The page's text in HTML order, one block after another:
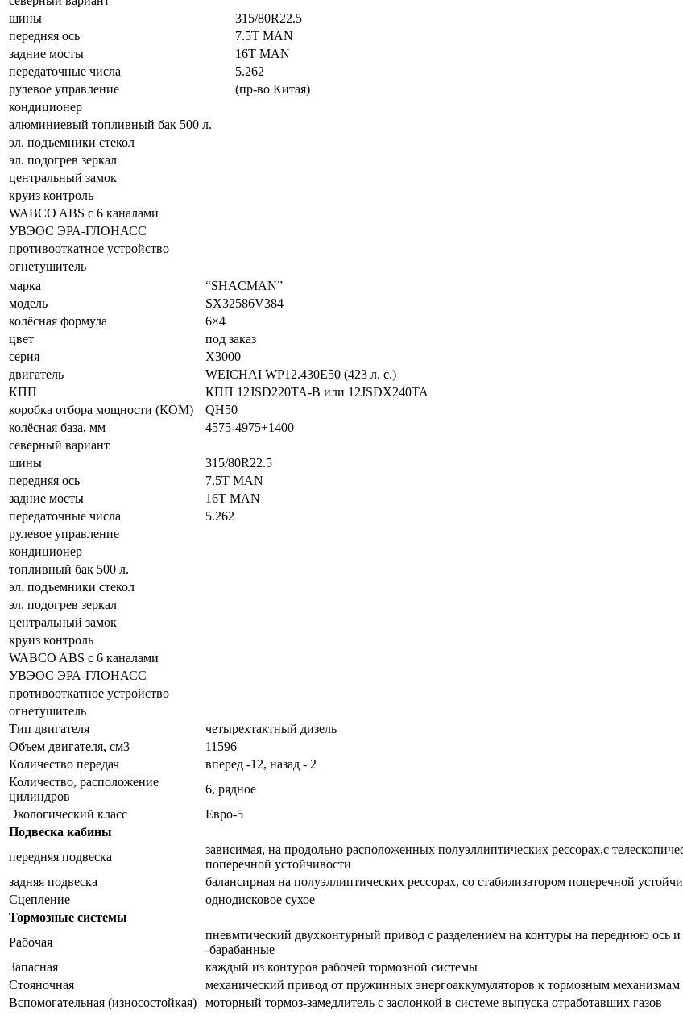
шины
315/80R22.5
передняя ось
7.5T MAN
задние мосты
16T MAN
передаточные числа
5.262
рулевое управление
(пр-во Китая)
кондиционер
алюминиевый топливный бак 500 л.
эл. подъемники стекол
эл. подогрев зеркал
центральный замок
круиз контроль
WABCO ABS с 6 каналами
УВЭОС ЭРА-ГЛОНАСС
противооткатное устройство
огнетушитель
марка
“SHACMAN”
модель
SX32586V384
колёсная формула
6×4
цвет
под заказ
серия
X3000
двигатель
WEICHAI WP12.430E50 (423 л. с.)
КПП
КПП 12JSD220TA-B или 12JSDX240TA
коробка отбора мощности (КОМ)
QH50
колёсная база, мм
4575-4975+1400
северный вариант
шины
315/80R22.5
передняя ось
7.5T MAN
задние мосты
16T MAN
передаточные числа
5.262
рулевое управление
кондиционер
топливный бак 500 л.
эл. подъемники стекол
эл. подогрев зеркал
центральный замок
круиз контроль
WABCO ABS с 6 каналами
УВЭОС ЭРА-ГЛОНАСС
противооткатное устройство
огнетушитель
Тип двигателя
четырехтактный дизель
Объем двигателя, см3
11596
Количество передач
вперед -12, назад - 2
Количество, расположение
цилиндров
6, рядное
Экологический класс
Евро-5
Подвеска кабины
передняя подвеска
зависимая, на продольно расположенных полуэллиптических рессорах,с
поперечной устойчивости
задняя подвеска
балансирная на полуэллиптических рессорах, со стабилизатором поперечной
Сцепление
однодисковое сухое
Тормозные системы
Рабочая
пневмтический двухконтурный привод с разделением на контуры на переднюю ось
-барабанные
Запасная
каждый из контуров рабочей тормозной системы
Стояночная
механический привод от пружинных энергоаккумуляторов к тормозным механизмам
Вспомогательная (износостойкая)
моторный тормоз-замедлитель с заслонкой в системе выпуска отработавших газов